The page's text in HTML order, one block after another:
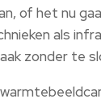
of het nu
als
zonder te